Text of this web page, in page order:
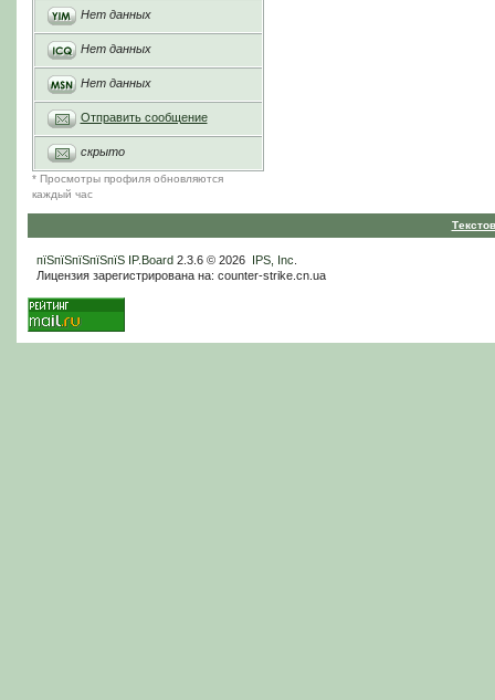
Нет данных
Нет данных
Нет данных
Отправить сообщение
скрыто
* Просмотры профиля обновляются
каждый час
пїЅпїЅпїЅпїЅпїЅ IP.Board2.3.6 © 2026 IPS, Inc
Лицензия зарегистрирована на: counter-strike.cn.ua